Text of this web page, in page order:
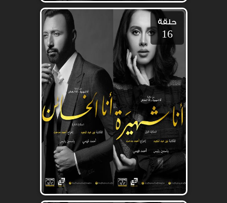
حلقة
16